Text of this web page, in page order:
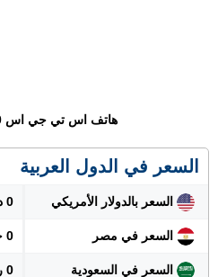
هاتف اس تي جي اس 30 – STG S30
السعر في الدول العربية
السعر بالدولار الأمريكي 0 دولار
السعر في مصر 0 جنيه
السعر في السعودية 0 ريال